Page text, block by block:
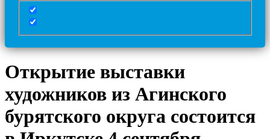
Открытие выставки
художников из Агинского
бурятского округа состоится